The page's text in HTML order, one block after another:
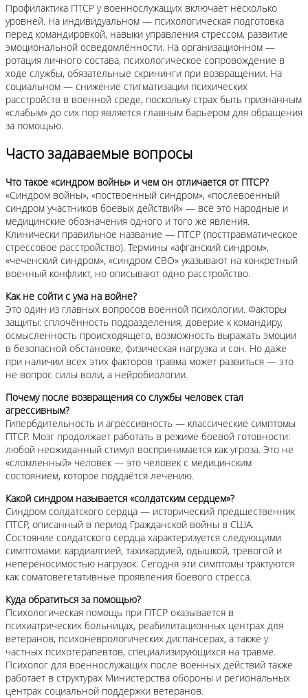
Профилактика ПТСР у военнослужащих включает несколько
уровней. На индивидуальном — психологическая подготовка
перед командировкой, навыки управления стрессом, развитие
эмоциональной осведомлённости. На организационном —
ротация личного состава, психологическое сопровождение в
ходе службы, обязательные скрининги при возвращении. На
социальном — снижение стигматизации психических
расстройств в военной среде, поскольку страх быть признанным
«слабым» до сих пор является главным барьером для обращения
за помощью.
Часто задаваемые вопросы
Что такое «синдром войны» и чем он отличается от ПТСР?
«Синдром войны», «поствоенный синдром», «послевоенный
синдром участников боевых действий» — всё это народные и
медицинские обозначения одного и того же явления.
Клинически правильное название — ПТСР (посттравматическое
стрессовое расстройство). Термины «афганский синдром»,
«чеченский синдром», «синдром СВО» указывают на конкретный
военный конфликт, но описывают одно расстройство.
Как не сойти с ума на войне?
Это один из главных вопросов военной психологии. Факторы
защиты: сплочённость подразделения, доверие к командиру,
осмысленность происходящего, возможность выражать эмоции
в безопасной обстановке, физическая нагрузка и сон. Но даже
при наличии всех этих факторов травма может развиться — это
не вопрос силы воли, а нейробиологии.
Почему после возвращения со службы человек стал
агрессивным?
Гипербдительность и агрессивность — классические симптомы
ПТСР. Мозг продолжает работать в режиме боевой готовности:
любой неожиданный стимул воспринимается как угроза. Это не
«сломленный» человек — это человек с медицинским
состоянием, которое поддаётся лечению.
Какой синдром называется «солдатским сердцем»?
Синдром солдатского сердца — исторический предшественник
ПТСР, описанный в период Гражданской войны в США.
Состояние солдатского сердца характеризуется следующими
симптомами: кардиалгией, тахикардией, одышкой, тревогой и
непереносимостью нагрузок. Сегодня эти симптомы трактуются
как соматовегетативные проявления боевого стресса.
Куда обратиться за помощью?
Психологическая помощь при ПТСР оказывается в
психиатрических больницах, реабилитационных центрах для
ветеранов, психоневрологических диспансерах, а также у
частных психотерапевтов, специализирующихся на травме.
Психолог для военнослужащих после военных действий также
работает в структурах Министерства обороны и региональных
центрах социальной поддержки ветеранов.